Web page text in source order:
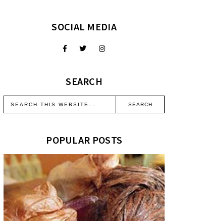
SOCIAL MEDIA
SEARCH
POPULAR POSTS